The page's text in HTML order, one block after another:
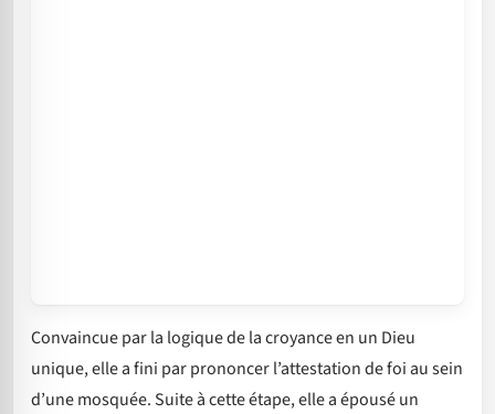
Convaincue par la logique de la croyance en un Dieu
unique, elle a fini par prononcer l’attestation de foi au sein
d’une mosquée. Suite à cette étape, elle a épousé un